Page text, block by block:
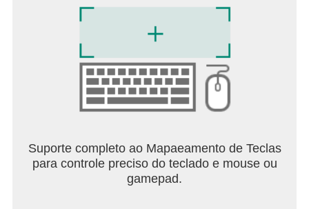
Suporte completo ao Mapaeamento de Teclas
para controle preciso do teclado e mouse ou
gamepad.